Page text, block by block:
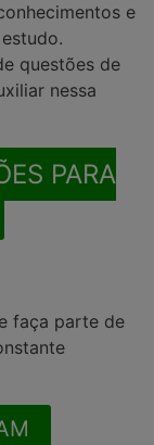
e
questões de
nessa
PARA
faça parte de